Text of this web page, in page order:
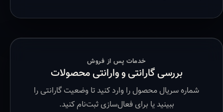
خدمات پس از فروش
بررسی گارانتی و وارانتی محصولات
شماره سریال محصول را وارد کنید تا وضعیت گارانتی را
ببینید یا برای فعال‌سازی ثبت‌نام کنید.